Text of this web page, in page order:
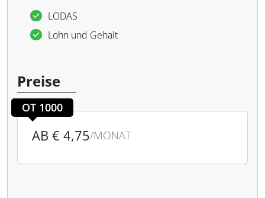
LODAS
Lohn und Gehalt
Preise
OT 1000
AB € 4,75/MONAT